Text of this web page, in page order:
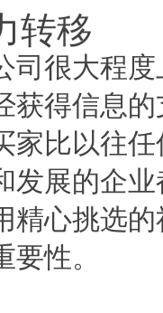
转移
司很大程
获得信息
家比以往
发展的企
精心挑选
性。